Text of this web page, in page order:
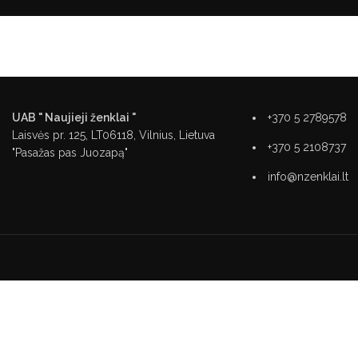
UAB " Naujieji ženklai "
Laisvės pr. 125, LT06118, Vilnius, Lietuva
"Pasažas pas Juozapą"
+370 5 2789578
+370 5 2108737
info@nzenklai.lt